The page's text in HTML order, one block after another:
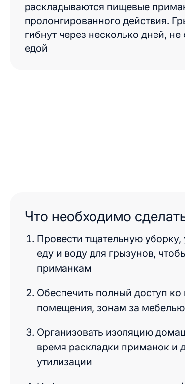
раскладываются пищевые
пролонгированного действия.
гибнут через несколько дней,
едой
Что необходимо
Провести тщательную
еду и воду для грызунов,
приманкам
Обеспечить полный доступ
помещения, зонам за
Организовать изоляцию
время раскладки приманок и
утилизации